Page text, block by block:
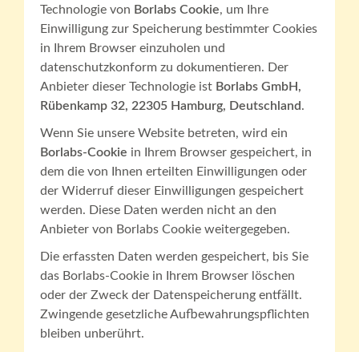
Technologie von Borlabs Cookie, um Ihre
Einwilligung zur Speicherung bestimmter Cookies
in Ihrem Browser einzuholen und
datenschutzkonform zu dokumentieren. Der
Anbieter dieser Technologie ist Borlabs GmbH,
Rübenkamp 32, 22305 Hamburg, Deutschland.
Wenn Sie unsere Website betreten, wird ein
Borlabs-Cookie in Ihrem Browser gespeichert, in
dem die von Ihnen erteilten Einwilligungen oder
der Widerruf dieser Einwilligungen gespeichert
werden. Diese Daten werden nicht an den
Anbieter von Borlabs Cookie weitergegeben.
Die erfassten Daten werden gespeichert, bis Sie
das Borlabs-Cookie in Ihrem Browser löschen
oder der Zweck der Datenspeicherung entfällt.
Zwingende gesetzliche Aufbewahrungspflichten
bleiben unberührt.